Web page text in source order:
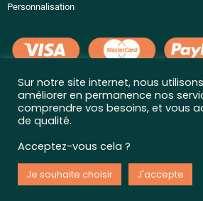
Personnalisation
LIENS UTILES
Conditions générales de vente
Mentions légales
Livraison et retour
Questions fréquentes
Sur notre site internet, nous
améliorer en permanence nos
comprendre vos besoins, et vous
de qualité.
Acceptez-vous cela ?
Je souhaite choisir J'accepte